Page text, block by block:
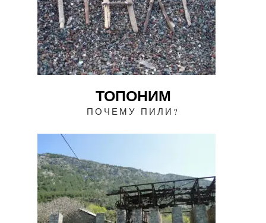
ТОПОНИМ
ПОЧЕМУ ПИЛИ?